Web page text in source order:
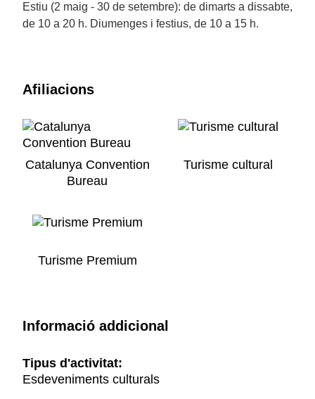
Estiu (2 maig - 30 de setembre): de dimarts a dissabte,
de 10 a 20 h. Diumenges i festius, de 10 a 15 h.
Afiliacions
Catalunya Convention
Bureau
Turisme cultural
Turisme Premium
Informació addicional
Tipus d'activitat:
Esdeveniments culturals